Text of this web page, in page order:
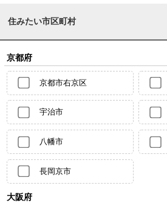
住みたい市区町村
京都府
京都市右京区
宇治市
八幡市
長岡京市
大阪府